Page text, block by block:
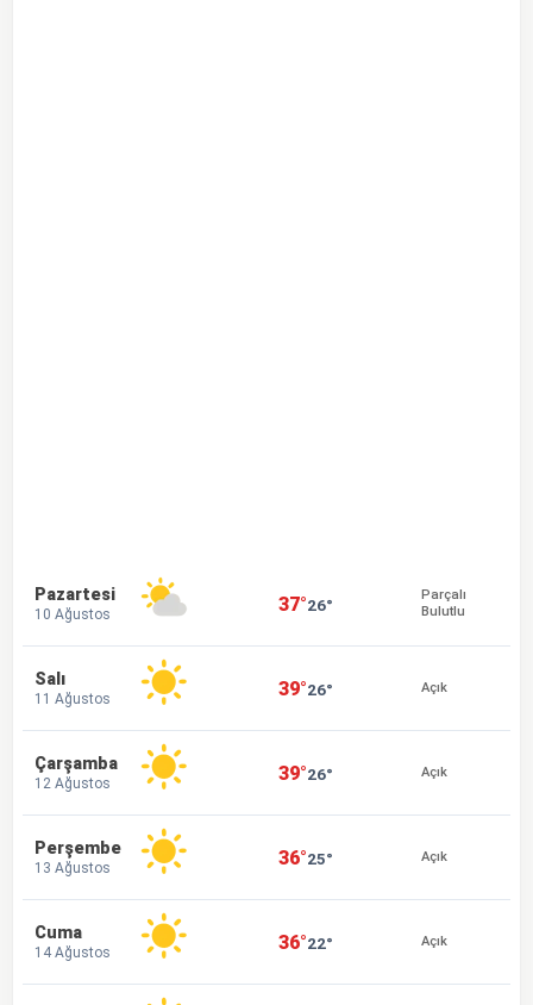
Pazartesi
10 Ağustos 37°26°
Parçalı
Bulutlu
Salı
11 Ağustos 39°26° Açık
Çarşamba
12 Ağustos 39°26° Açık
Perşembe
13 Ağustos 36°25° Açık
Cuma
14 Ağustos 36°22° Açık